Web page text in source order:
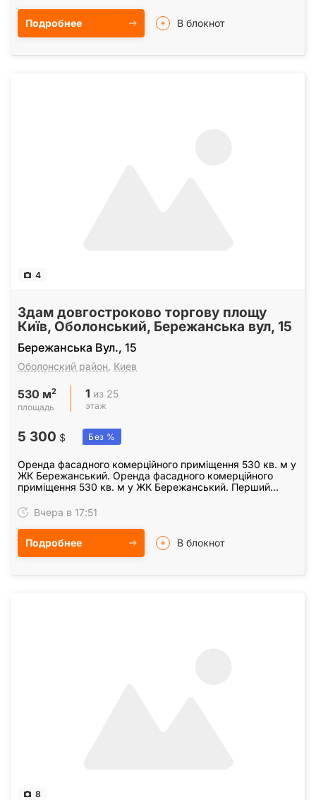
Подробнее В блокнот
4
Здам довгостроково торгову площу
Київ, Оболонський, Бережанська вул, 15
Бережанська Вул., 15
Оболонский район Киев
530 м2
площадь
1 из 25
этаж
5 300 $ Без %
Оренда фасадного комерційного приміщення 530 кв. м у
ЖК Бережанський. Оренда фасадного комерційного
приміщення 530 кв. м у ЖК Бережанський. Перший
Вчера в 17:51
Подробнее В блокнот
8